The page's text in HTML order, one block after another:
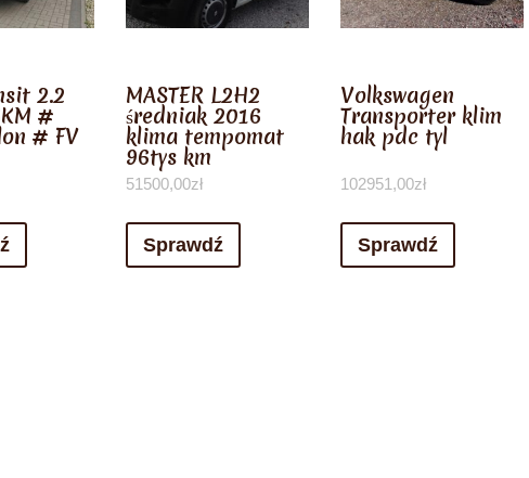
2.2
#
# FV
MASTER L2H2
średniak 2016
klima tempomat
96tys km
51500,00zł
Sprawdź
Volkswagen
Transporter klim
hak pdc tyl
102951,00zł
Sprawdź